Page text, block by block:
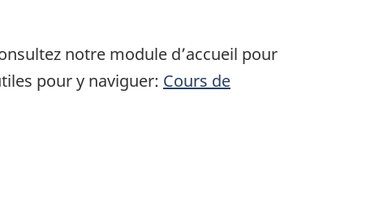
notre module d’accueil pour
pour y naviguer: Cours de